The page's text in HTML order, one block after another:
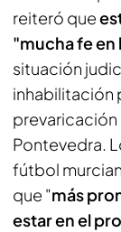
reiteró que
"mucha fe en
situación
inhabilitación
prevaricación
Pontevedra.
fútbol
que "más
estar en el